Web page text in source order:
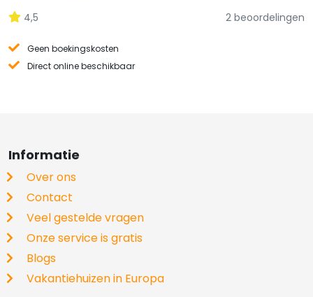
4,5 2 beoordelingen
Geen boekingskosten
Direct online beschikbaar
Informatie
Over ons
Contact
Veel gestelde vragen
Onze service is gratis
Blogs
Vakantiehuizen in Europa